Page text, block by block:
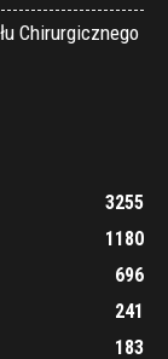
Chirurgicznego
3255
1180
696
241
183